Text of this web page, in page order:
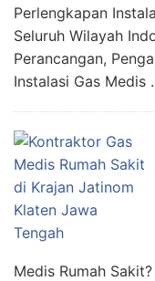
Perlengkapan
Seluruh Wilayah
Perancangan,
Instalasi Gas Medis
Medis Rumah